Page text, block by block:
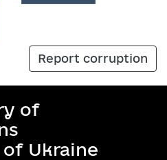
Report corruption
of
Ukraine